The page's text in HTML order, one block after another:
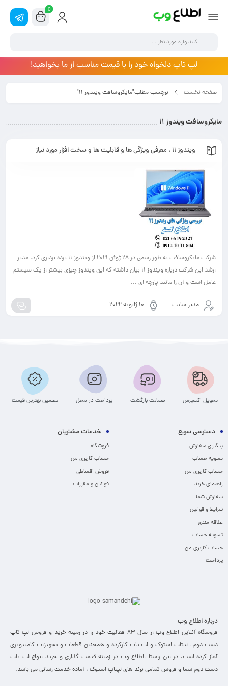
0
لپ تاپ دلخواه خود را با قیمت مناسب از ما بخواهید!
صفحه نخست برچسب مطلب"مایکروسافت ویندوز 11"
مایکروسافت ویندوز 11
ویندوز ۱۱ ، معرفی ویژگی ها و قابلیت ها و سخت افزار مورد نیاز
شرکت مایکروسافت به طور رسمی در ۲۸ ژوئن ۲۰۲۱ از ویندوز 11 پرده برداری کرد. مدیر
ارشد این شرکت درباره ویندوز 11 بیان داشته که این ویندوز چیزی بیشتر از یک سیستم
عامل است و آن را مانند پارچه ای ...
مدیر سایت 10 ژانویه 2022
تحویل اکسپرس ضمانت بازگشت پرداخت در محل تضمین بهترین قیمت
دسترسی سریع
پیگیری سفارش
تسویه حساب
حساب کاربری من
راهنمای خرید
سفارش شما
شرایط و قوانین
علاقه مندی
تسویه حساب
حساب کاربری من
پرداخت
خدمات مشتریان
فروشگاه
حساب کاربری من
فروش اقساطی
قوانین و مقررات
درباره اطلاع وب
فروشگاه آنلاین اطلاع وب از سال 83 فعالیت خود را در زمینه خرید و فروش لپ تاپ
دست دوم ، لپتاپ استوک و لب تاب کارکرده و همچنین قطعات و تجهیزات کامپیوتری
آغاز کرده است. در این راستا ،‌اطلاع وب در زمینه قیمت گذاری و خرید انواع لپ تاپ
دست دوم شما و فروش تمامی برند های لپتاپ استوک ، آماده خدمت رسانی می باشد.